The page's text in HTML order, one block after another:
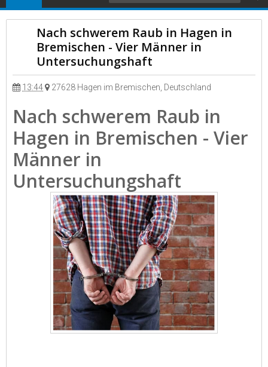
Nach schwerem Raub in Hagen in
Bremischen - Vier Männer in
Untersuchungshaft
13:44 27628 Hagen im Bremischen, Deutschland
Nach schwerem Raub in
Hagen in Bremischen - Vier
Männer in
Untersuchungshaft